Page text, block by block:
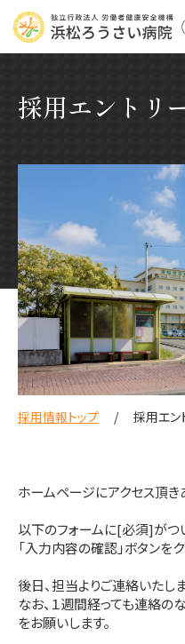
採用エントリ
採用情報トップ 採用エン
ホームページにアクセス頂き
以下のフォームに[必須]がつ
「入力内容の確認」ボタンをク
後日、担当よりご連絡いたしま
なお、１週間経っても連絡の
をお願いします。